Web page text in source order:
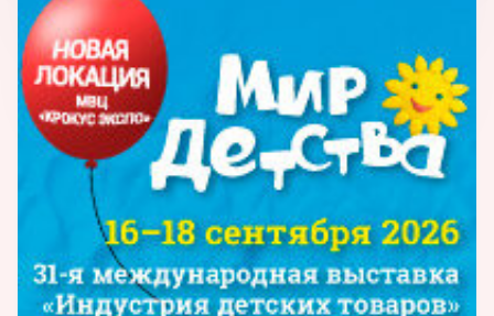
«Navystar».
С 2012 года наша компания эксклюзивно
представляет в России мягкие
интерактивные игрушки от французской
фирмы «TEEBOO». «Той Трейд» предлагает
своим партнерам товары европейского
стиля и качества по выгодной цене. Все
игрушки сертифицированы.
Среди товаров, предлагаемых компанией,